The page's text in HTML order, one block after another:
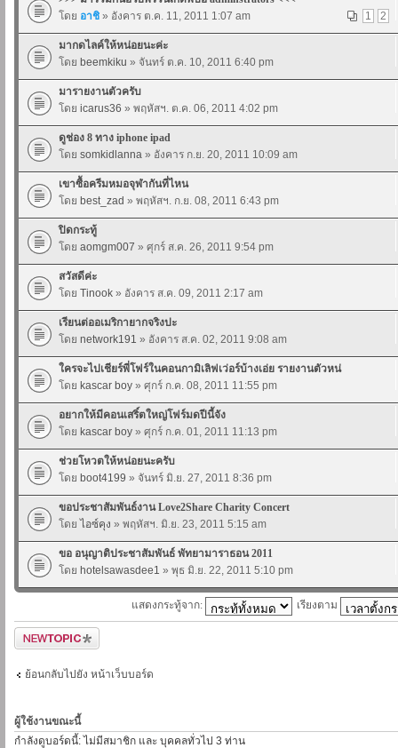
1
2
โดย อาชิ » อังคาร ต.ค. 11, 2011 1:07 am
มากดไลค์ให้หน่อยนะค่ะ
โดย beemkiku » จันทร์ ต.ค. 10, 2011 6:40 pm
มารายงานตัวครับ
โดย icarus36 » พฤหัสฯ. ต.ค. 06, 2011 4:02 pm
ดูช่อง 8 ทาง iphone ipad
โดย somkidlanna » อังคาร ก.ย. 20, 2011 10:09 am
เขาซื้อครีมหมอจุฬากันที่ไหน
โดย best_zad » พฤหัสฯ. ก.ย. 08, 2011 6:43 pm
ปิดกระทู้
โดย aomgm007 » ศุกร์ ส.ค. 26, 2011 9:54 pm
สวัสดีค่ะ
โดย Tinook » อังคาร ส.ค. 09, 2011 2:17 am
เรียนต่ออเมริกายากจริงปะ
โดย network191 » อังคาร ส.ค. 02, 2011 9:08 am
ใครจะไปเชียร์พี่โฟร์ในคอนกามิเลิฟเว่อร์บ้างเอ่ย รายงานตัวหน่
โดย kascar boy » ศุกร์ ก.ค. 08, 2011 11:55 pm
อยากให้มีคอนเสริ์ตใหญ่โฟร์มดปีนี้จัง
โดย kascar boy » ศุกร์ ก.ค. 01, 2011 11:13 pm
ช่วยโหวตให้หน่อยนะครับ
โดย boot4199 » จันทร์ มิ.ย. 27, 2011 8:36 pm
ขอประชาสัมพันธ์งาน Love2Share Charity Concert
โดย ไอซ์คุง » พฤหัสฯ. มิ.ย. 23, 2011 5:15 am
ขอ อนุญาติประชาสัมพันธ์ พัทยามาราธอน 2011
โดย hotelsawasdee1 » พุธ มิ.ย. 22, 2011 5:10 pm
แสดงกระทู้จาก: เรียงตาม
ตั้งกระทู้ใหม่
ย้อนกลับไปยัง หน้าเว็บบอร์ด
ผู้ใช้งานขณะนี้
กำลังดูบอร์ดนี้: ไม่มีสมาชิก และ บุคคลทั่วไป 3 ท่าน